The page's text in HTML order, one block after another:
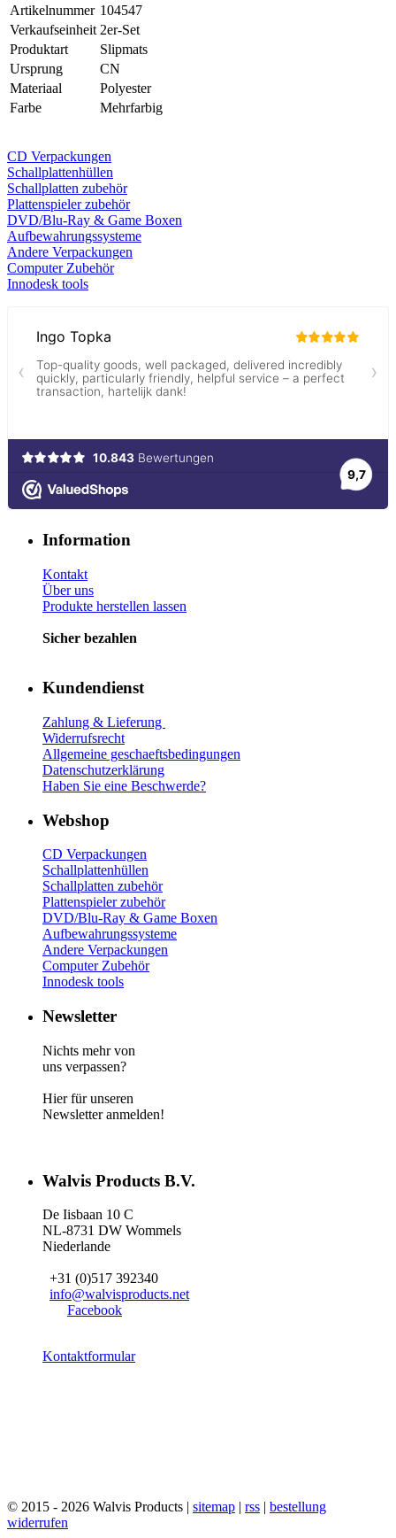
Artikelnummer 104547
Verkaufseinheit 2er-Set
Produktart
Slipmats
Ursprung
CN
Materiaal
Polyester
Farbe
Mehrfarbig
CD Verpackungen
Schallplattenhüllen
Schallplatten zubehör
Plattenspieler zubehör
DVD/Blu-Ray & Game Boxen
Aufbewahrungssysteme
Andere Verpackungen
Computer Zubehör
Innodesk tools
Information
Kontakt
Über uns
Produkte herstellen lassen
Sicher bezahlen
Kundendienst
Zahlung & Lieferung
Widerrufsrecht
Allgemeine geschaeftsbedingungen
Datenschutzerklärung
Haben Sie eine Beschwerde?
Webshop
CD Verpackungen
Schallplattenhüllen
Schallplatten zubehör
Plattenspieler zubehör
DVD/Blu-Ray & Game Boxen
Aufbewahrungssysteme
Andere Verpackungen
Computer Zubehör
Innodesk tools
Newsletter
Nichts mehr von
uns verpassen?
Hier für unseren
Newsletter anmelden!
Walvis Products B.V.
De Iisbaan 10 C
NL-8731 DW Wommels
Niederlande
+31 (0)517 392340
info@walvisproducts.net
Facebook
Kontaktformular
© 2015 - 2026 Walvis Products | sitemap | rss | bestellung
widerrufen